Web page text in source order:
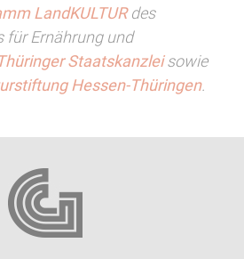
LandKULTURdes
für Ernährung und
Staatskanzleisowie
Hessen-Thüringen.